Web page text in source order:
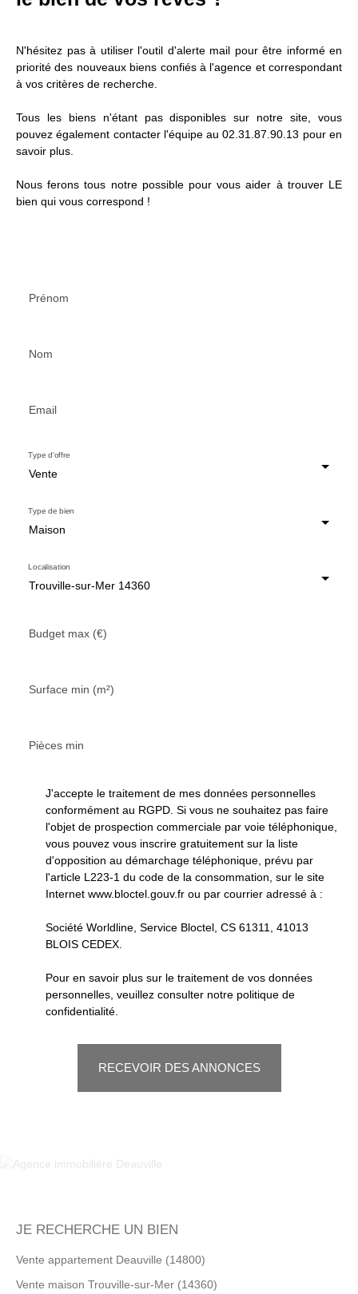
N'hésitez pas à utiliser l'outil d'alerte mail pour être informé en
priorité des nouveaux biens confiés à l'agence et correspondant
à vos critères de recherche.
Tous les biens n'étant pas disponibles sur notre site, vous
pouvez également contacter l'équipe au 02.31.87.90.13 pour en
savoir plus.
Nous ferons tous notre possible pour vous aider à trouver LE
bien qui vous correspond !
Prénom
Nom
Email
Vente
Type d'offre
Maison
Type de bien
Trouville-sur-Mer 14360
Localisation
Budget max (€)
Surface min (m²)
Pièces min
J'accepte le traitement de mes données personnelles
conformément au RGPD. Si vous ne souhaitez pas faire
l'objet de prospection commerciale par voie téléphonique,
vous pouvez vous inscrire gratuitement sur la liste
d'opposition au démarchage téléphonique, prévu par
l'article L223-1 du code de la consommation, sur le site
Internet www.bloctel.gouv.fr ou par courrier adressé à :
Société Worldline, Service Bloctel, CS 61311, 41013
BLOIS CEDEX.
Pour en savoir plus sur le traitement de vos données
personnelles, veuillez consulter notre politique de
confidentialité
RECEVOIR DES ANNONCES
JE RECHERCHE UN BIEN
Vente appartement Deauville (14800)
Vente maison Trouville-sur-Mer (14360)